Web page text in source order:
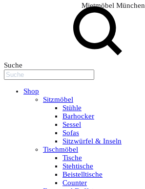
Mietmöbel München
Suche
Shop
Sitzmöbel
Stühle
Barhocker
Sessel
Sofas
Sitzwürfel & Inseln
Tischmöbel
Tische
Stehtische
Beistelltische
Counter